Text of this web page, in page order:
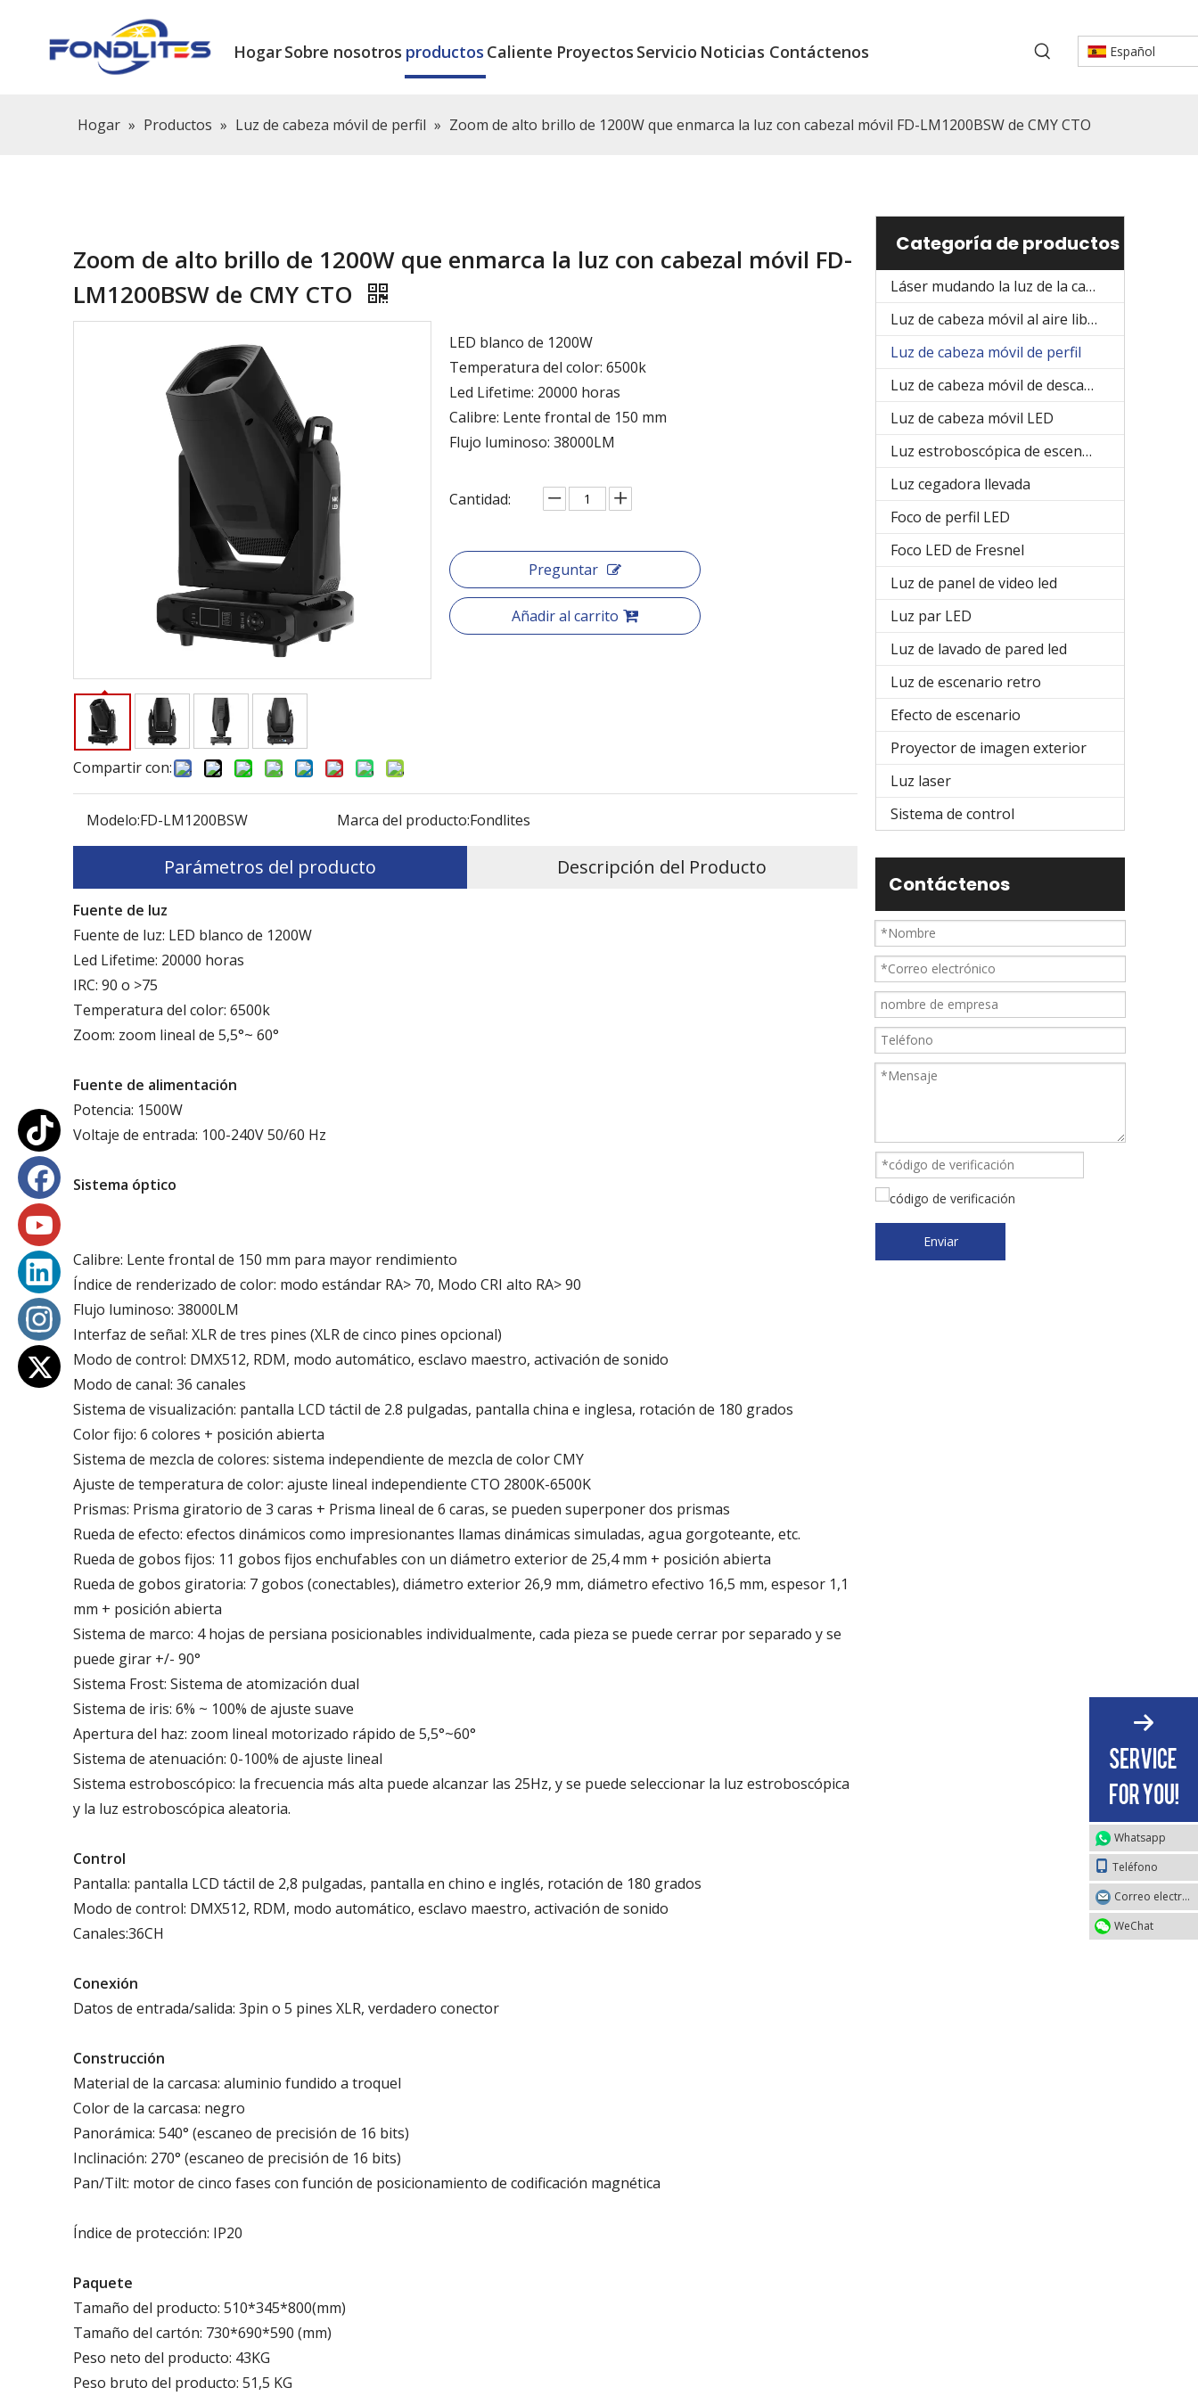
HogarSobre nosotros productos Caliente Proyectos Servicio Noticias Contáctenos Español
Hogar » Productos » Luz de cabeza móvil de perfil » Zoom de alto brillo de 1200W que enmarca la luz con cabezal móvil FD-LM1200BSW de CMY CTO
Zoom de alto brillo de 1200W que enmarca la luz con cabezal móvil FD-
LM1200BSW de CMY CTO
Compartir con:
LED blanco de 1200W
Temperatura del color: 6500k
Led Lifetime: 20000 horas
Calibre: Lente frontal de 150 mm
Flujo luminoso: 38000LM
Cantidad:
Preguntar
Añadir al carrito
Modelo:FD-LM1200BSW Marca del producto:Fondlites
Parámetros del producto Descripción del Producto
Fuente de luz
Fuente de luz: LED blanco de 1200W
Led Lifetime: 20000 horas
IRC: 90 o >75
Temperatura del color: 6500k
Zoom: zoom lineal de 5,5°~ 60°
Fuente de alimentación
Potencia: 1500W
Voltaje de entrada: 100-240V 50/60 Hz
Sistema óptico
Calibre: Lente frontal de 150 mm para mayor rendimiento
Índice de renderizado de color: modo estándar RA> 70, Modo CRI alto RA> 90
Flujo luminoso: 38000LM
Interfaz de señal: XLR de tres pines (XLR de cinco pines opcional)
Modo de control: DMX512, RDM, modo automático, esclavo maestro, activación de sonido
Modo de canal: 36 canales
Sistema de visualización: pantalla LCD táctil de 2.8 pulgadas, pantalla china e inglesa, rotación de 180 grados
Color fijo: 6 colores + posición abierta
Sistema de mezcla de colores: sistema independiente de mezcla de color CMY
Ajuste de temperatura de color: ajuste lineal independiente CTO 2800K-6500K
Prismas: Prisma giratorio de 3 caras + Prisma lineal de 6 caras, se pueden superponer dos prismas
Rueda de efecto: efectos dinámicos como impresionantes llamas dinámicas simuladas, agua gorgoteante, etc.
Rueda de gobos fijos: 11 gobos fijos enchufables con un diámetro exterior de 25,4 mm + posición abierta
Rueda de gobos giratoria: 7 gobos (conectables), diámetro exterior 26,9 mm, diámetro efectivo 16,5 mm, espesor 1,1
mm + posición abierta
Sistema de marco: 4 hojas de persiana posicionables individualmente, cada pieza se puede cerrar por separado y se
puede girar +/- 90°
Sistema Frost: Sistema de atomización dual
Sistema de iris: 6% ~ 100% de ajuste suave
Apertura del haz: zoom lineal motorizado rápido de 5,5°~60°
Sistema de atenuación: 0-100% de ajuste lineal
Sistema estroboscópico: la frecuencia más alta puede alcanzar las 25Hz, y se puede seleccionar la luz estroboscópica
y la luz estroboscópica aleatoria.
Control
Pantalla: pantalla LCD táctil de 2,8 pulgadas, pantalla en chino e inglés, rotación de 180 grados
Modo de control: DMX512, RDM, modo automático, esclavo maestro, activación de sonido
Canales:36CH
Conexión
Datos de entrada/salida: 3pin o 5 pines XLR, verdadero conector
Construcción
Material de la carcasa: aluminio fundido a troquel
Color de la carcasa: negro
Panorámica: 540° (escaneo de precisión de 16 bits)
Inclinación: 270° (escaneo de precisión de 16 bits)
Pan/Tilt: motor de cinco fases con función de posicionamiento de codificación magnética
Índice de protección: IP20
Paquete
Tamaño del producto: 510*345*800(mm)
Tamaño del cartón: 730*690*590 (mm)
Peso neto del producto: 43KG
Peso bruto del producto: 51,5 KG
Categoría de productos
Láser mudando la luz de la cabeza
Luz de cabeza móvil al aire libre
Luz de cabeza móvil de perfil
Luz de cabeza móvil de descarga
Luz de cabeza móvil LED
Luz estroboscópica de escenario
Luz cegadora llevada
Foco de perfil LED
Foco LED de Fresnel
Luz de panel de video led
Luz par LED
Luz de lavado de pared led
Luz de escenario retro
Efecto de escenario
Proyector de imagen exterior
Luz laser
Sistema de control
Contáctenos
Enviar
Whatsapp
Teléfono
Correo electrónico
WeChat